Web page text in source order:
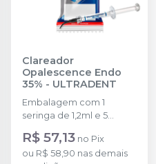
Clareador
Opalescence Endo
35% - ULTRADENT
Embalagem com 1
seringa de 1,2ml e 5
pontas aplicadoras Black
Mini Tip.
R$ 57,13 no Pix
ou R$ 58,90 nas demais